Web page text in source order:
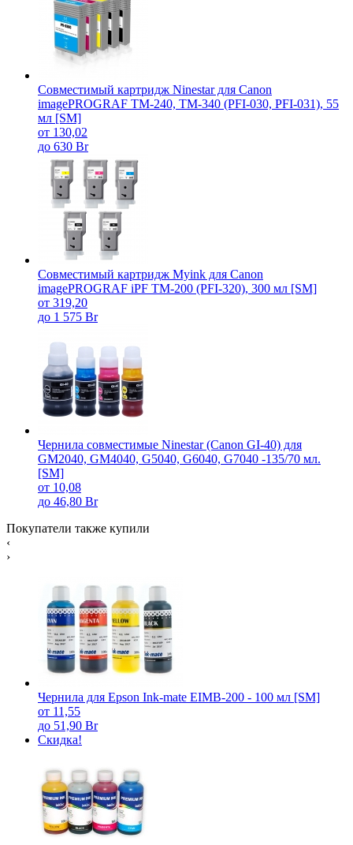
Совместимый картридж Ninestar для Canon
imagePROGRAF TM-240, TM-340 (PFI-030, PFI-031), 55
мл [SM]
от 130,02
до 630 Br
Совместимый картридж Myink для Canon
imagePROGRAF iPF TM-200 (PFI-320), 300 мл [SM]
от 319,20
до 1 575 Br
Чернила совместимые Ninestar (Canon GI-40) для
GM2040, GM4040, G5040, G6040, G7040 -135/70 мл.
[SM]
от 10,08
до 46,80 Br
Покупатели также купили
‹
›
Чернила для Epson Ink-mate EIMB-200 - 100 мл [SM]
от 11,55
до 51,90 Br
Скидка!